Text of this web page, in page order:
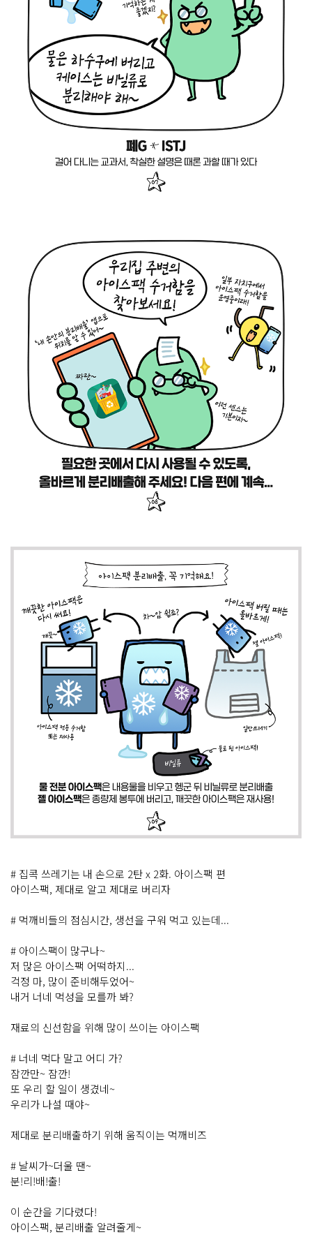
# 집콕 쓰레기는 내 손으로 2탄 x 2화. 아이스팩 편
아이스팩, 제대로 알고 제대로 버리자
# 먹깨비들의 점심시간, 생선을 구워 먹고 있는데...
# 아이스팩이 많구나~
저 많은 아이스팩 어떡하지...
걱정 마, 많이 준비해두었어~
내거 너네 먹성을 모를까 봐?
재료의 신선함을 위해 많이 쓰이는 아이스팩
# 너네 먹다 말고 어디 가?
잠깐만~ 잠깐!
또 우리 할 일이 생겼네~
우리가 나설 때야~
제대로 분리배출하기 위해 움직이는 먹깨비즈
# 날씨가~더울 땐~
분!리!배!출!
이 순간을 기다렸다!
아이스팩, 분리배출 알려줄게~